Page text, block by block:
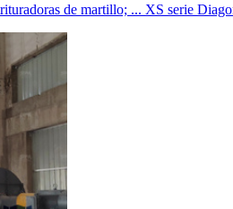
de martillo; ... XS serie